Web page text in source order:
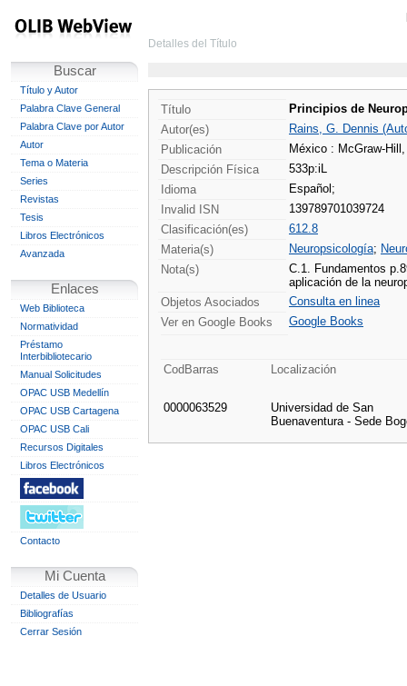
Buscar
Título y Autor
Palabra Clave General
Palabra Clave por Autor
Autor
Tema o Materia
Series
Revistas
Tesis
Libros Electrónicos
Avanzada
Enlaces
Web Biblioteca
Normatividad
Préstamo
Interbibliotecario
Manual Solicitudes
OPAC USB Medellín
OPAC USB Cartagena
OPAC USB Cali
Recursos Digitales
Libros Electrónicos
Contacto
Mi Cuenta
Detalles de Usuario
Bibliografías
Cerrar Sesión
Detalles del Título
Título
Principios de
Autor(es)
Rains, G. Dennis
Publicación
México : McGraw-
Descripción Física
533p:iL
Idioma
Español;
Invalid ISN
139789701039724
Clasificación(es)
612.8
Materia(s)
Neuropsicología;
Nota(s)
C.1. Fundamentos
aplicación de la
Objetos Asociados
Consulta en linea
Ver en Google Books
Google Books
CodBarras Localización
0000063529
Universidad de San
Buenaventura - Sede